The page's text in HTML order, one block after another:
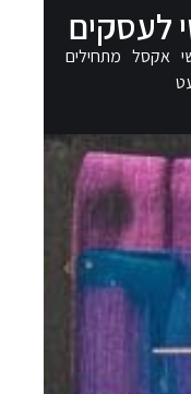
לעסקים
אקסל מתחילים